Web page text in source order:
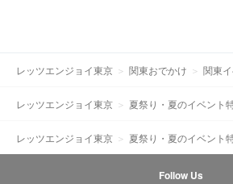
レッツエンジョイ東京 関東おでかけ 関東
レッツエンジョイ東京 夏祭り・夏のイベント
レッツエンジョイ東京 夏祭り・夏のイベント
Follow Us